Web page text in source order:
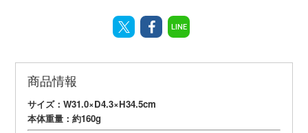
LINE
商品情報
サイズ：W31.0×D4.3×H34.5cm
本体重量：約160g